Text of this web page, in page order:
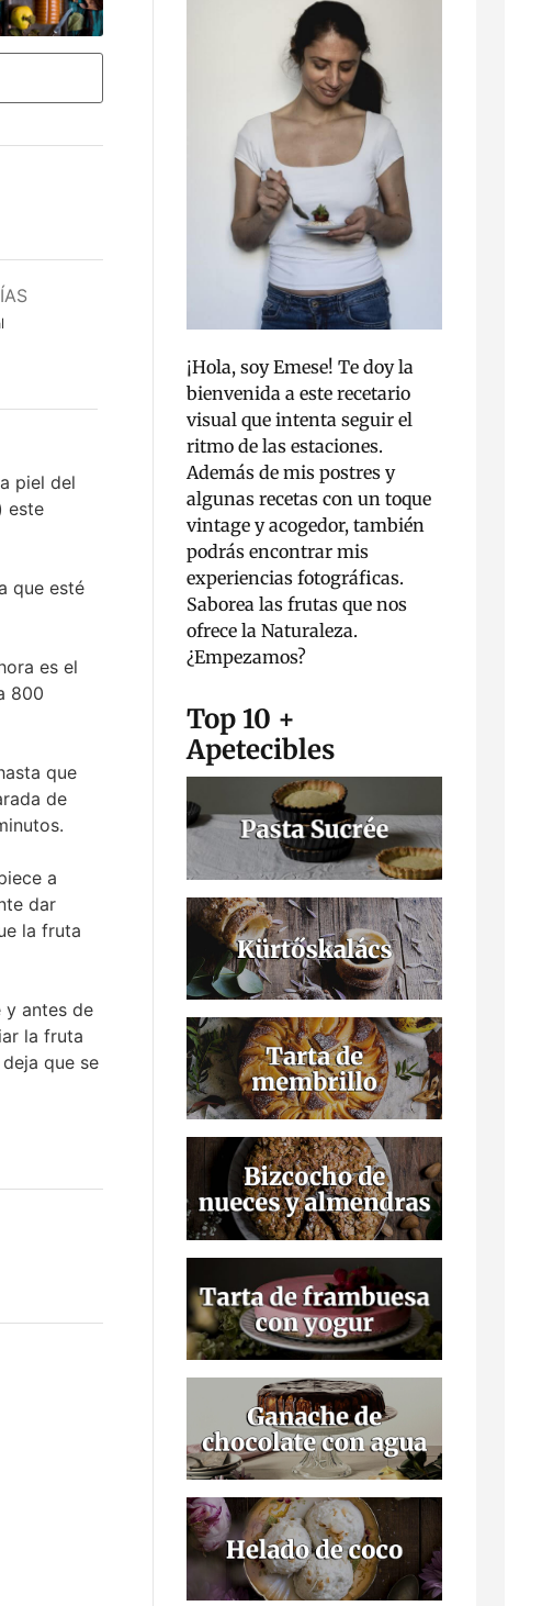
piel del
este
que esté
es el
800
que
de
a
dar
la fruta
y antes de
la fruta
que se
¡Hola, soy Emese! Te doy la
bienvenida a este recetario
visual que intenta seguir el
ritmo de las estaciones.
Además de mis postres y
algunas recetas con un toque
vintage y acogedor, también
podrás encontrar mis
experiencias fotográficas.
Saborea las frutas que nos
ofrece la Naturaleza.
¿Empezamos?
Top 10 +
Apetecibles